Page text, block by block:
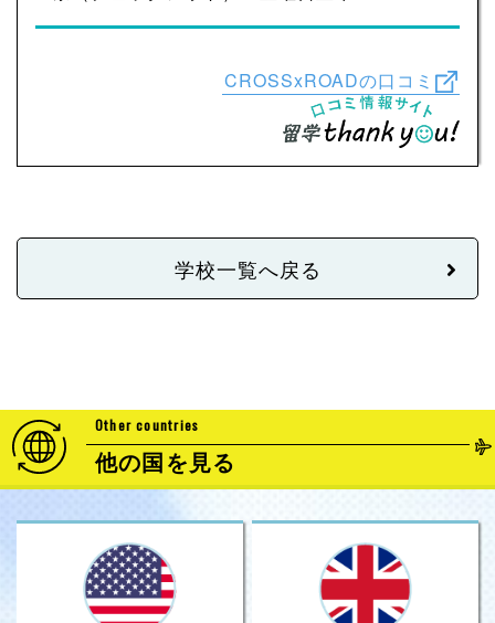
CROSSxROADの口コミ
学校一覧へ戻る
Other countries
他の国を見る